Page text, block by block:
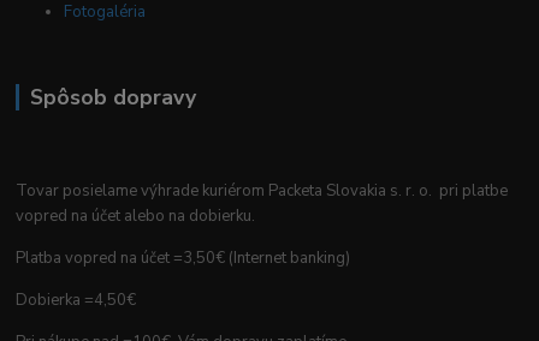
Fotogaléria
Spôsob dopravy
Tovar posielame výhrade kuriérom Packeta Slovakia s. r. o. pri platbe
vopred na účet alebo na dobierku.
Platba vopred na účet =3,50€ (Internet banking)
Dobierka =4,50€